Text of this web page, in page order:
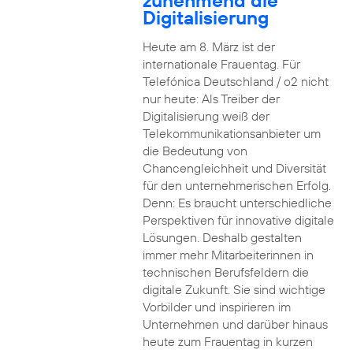
Digitalisierung
Heute am 8. März ist der
internationale Frauentag. Für
Telefónica Deutschland / o2 nicht
nur heute: Als Treiber der
Digitalisierung weiß der
Telekommunikationsanbieter um
die Bedeutung von
Chancengleichheit und Diversität
für den unternehmerischen Erfolg.
Denn: Es braucht unterschiedliche
Perspektiven für innovative digitale
Lösungen. Deshalb gestalten
immer mehr Mitarbeiterinnen in
technischen Berufsfeldern die
digitale Zukunft. Sie sind wichtige
Vorbilder und inspirieren im
Unternehmen und darüber hinaus
heute zum Frauentag in kurzen